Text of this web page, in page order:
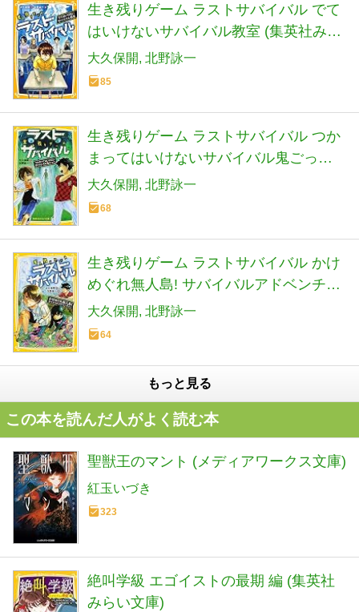
生き残りゲーム ラストサバイバル でて
はいけないサバイバル教室 (集英社みら
い文庫)
大久保開 北野詠一
85
生き残りゲーム ラストサバイバル つか
まってはいけないサバイバル鬼ごっこ
(集英社みらい文庫)
大久保開 北野詠一
68
生き残りゲーム ラストサバイバル かけ
めぐれ無人島! サバイバルアドベンチャ
ー (集英社みらい文庫)
大久保開 北野詠一
64
もっと見る
この本を読んだ人がよく読む本
聖獣王のマント (メディアワークス文庫)
紅玉いづき
323
絶叫学級 エゴイストの最期 編 (集英社
みらい文庫)